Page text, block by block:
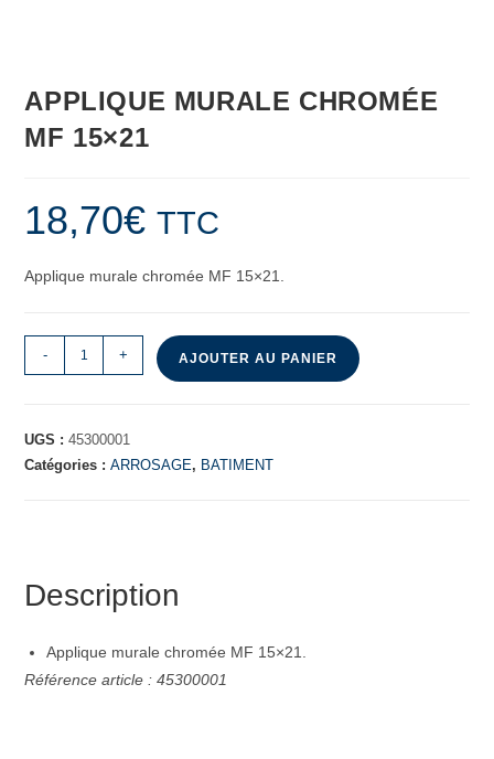
APPLIQUE MURALE CHROMÉE
MF 15×21
18,70€ TTC
Applique murale chromée MF 15×21.
- + AJOUTER AU PANIER
UGS :45300001
Catégories :ARROSAGE, BATIMENT
Description
Applique murale chromée MF 15×21.
Référence article : 45300001